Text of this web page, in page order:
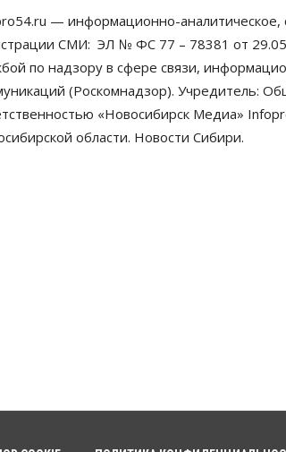
— информационно-аналитическое,
СМИ: ЭЛ № ФС 77 – 78381 от
по надзору в сфере связи,
(Роскомнадзор). Учредитель:
«Новосибирск Медиа»
области. Новости Сибири.